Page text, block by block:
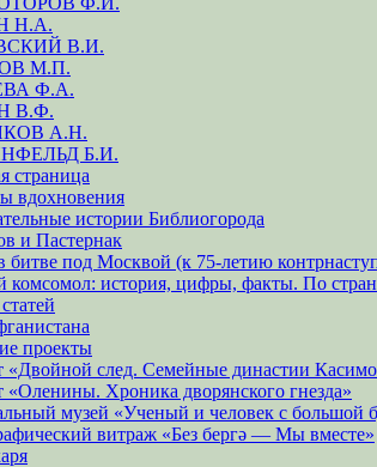
Н.А.
В.И.
М.П.
Ф.А.
В.Ф.
А.Н.
Б.И.
страница
вдохновения
истории Библиогорода
и Пастернак
под Москвой (к 75-летию
комсомол: история, цифры, факты. По
проекты
«Двойной след. Семейные династии
«Оленины. Хроника дворянского гнезда»
музей «Ученый и человек с большой
витраж «Без бергə — Мы вместе»